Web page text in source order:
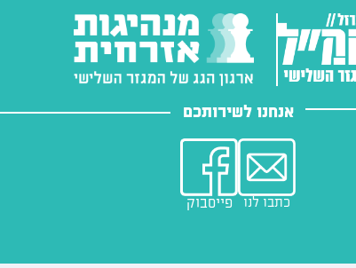
אנחנו לשירותכם
כתבו לנו פייסבוק